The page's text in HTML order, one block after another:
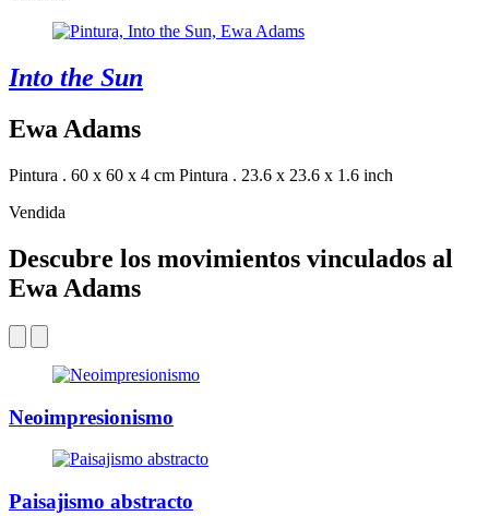
Into the Sun
Ewa Adams
Pintura . 60 x 60 x 4 cm Pintura . 23.6 x 23.6 x 1.6 inch
Vendida
Descubre los movimientos vinculados al
Ewa Adams
Neoimpresionismo
Paisajismo abstracto